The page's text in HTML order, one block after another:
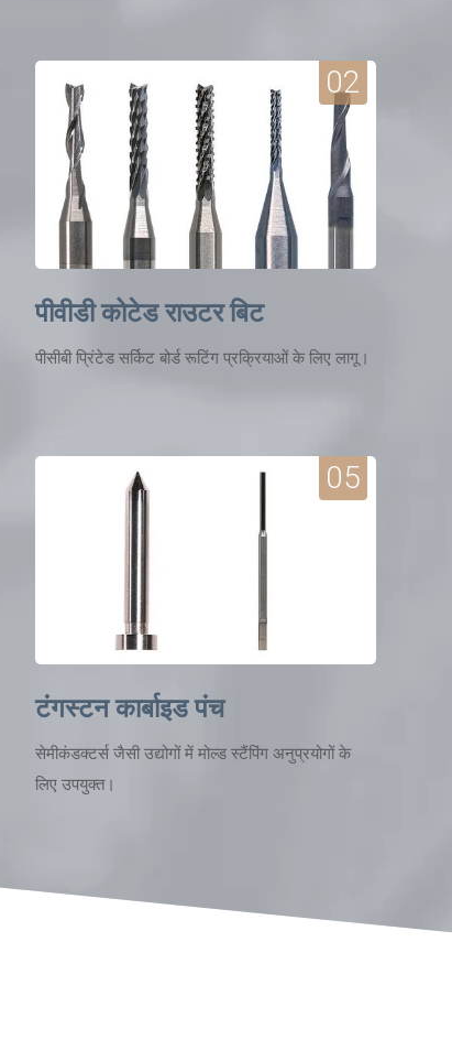
02
पीवीडी कोटेड राउटर बिट
पीसीबी प्रिंटेड सर्किट बोर्ड रूटिंग प्रक्रियाओं के लिए लागू।
05
टंगस्टन कार्बाइड पंच
सेमीकंडक्टर्स जैसी उद्योगों में मोल्ड स्टैंपिंग अनुप्रयोगों के
लिए उपयुक्त।